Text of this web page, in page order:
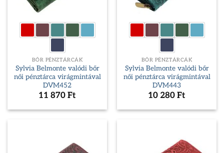
BŐR PÉNZTÁRCÁK
Sylvia Belmonte valódi bőr
női pénztárca virágmintával
DVM452
11 870 Ft
BŐR PÉNZTÁRCÁK
Sylvia Belmonte valódi bőr
női pénztárca virágmintával
DVM443
10 280 Ft